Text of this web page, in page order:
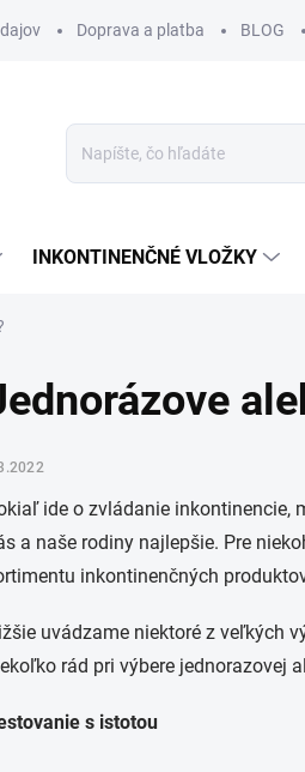
Doprava a platba BLOG
INKONTINENČNÉ VLOŽKY
ide o zvládanie inkontinencie,
a naše rodiny najlepšie. Pre
inkontinenčných
uvádzame niektoré z veľkých
rád pri výbere jednorazovej
s istotou